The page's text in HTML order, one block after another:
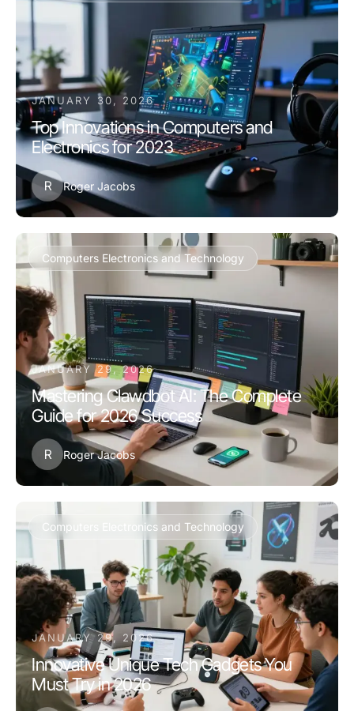
JANUARY 30, 2026
Top Innovations in Computers and
Electronics for 2023
R Roger Jacobs
Computers Electronics and Technology
JANUARY 29, 2026
Mastering Clawdbot AI: The Complete
Guide for 2026 Success
R Roger Jacobs
Computers Electronics and Technology
JANUARY 29, 2026
Innovative Unique Tech Gadgets You
Must Try in 2026